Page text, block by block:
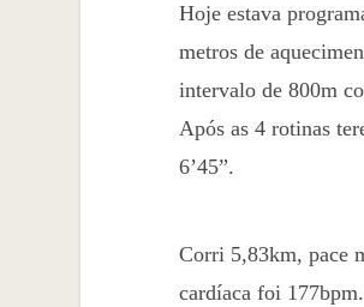
Hoje estava
metros de
intervalo de 800m
Após as 4 rotinas
6’45”.
Corri 5,83km, pace
cardíaca foi 177bpm.